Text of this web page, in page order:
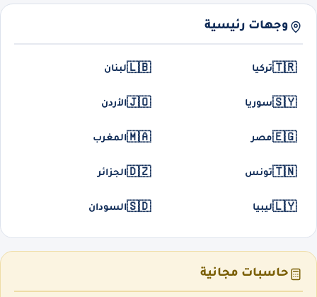
وجهات رئيسية
🇹🇷تركيا 🇱🇧لبنان
🇸🇾سوريا 🇯🇴الأردن
🇪🇬مصر 🇲🇦المغرب
🇹🇳تونس 🇩🇿الجزائر
🇱🇾ليبيا 🇸🇩السودان
حاسبات مجانية